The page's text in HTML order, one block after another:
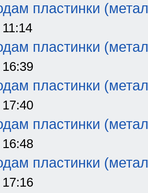
пластинки
пластинки
пластинки
пластинки
пластинки